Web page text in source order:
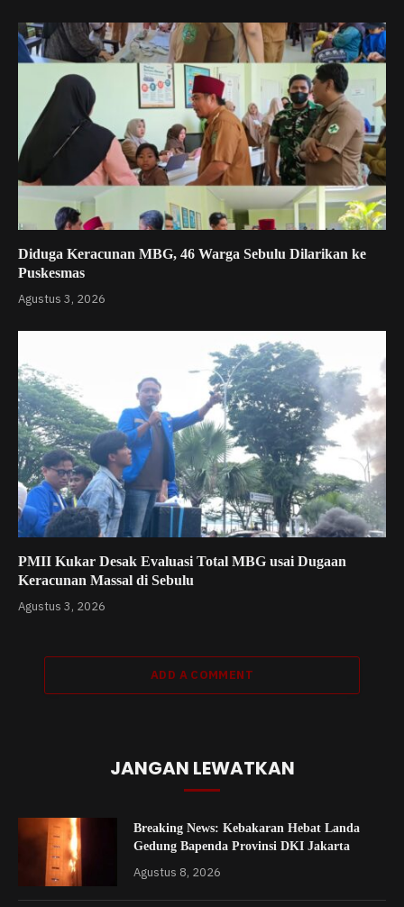
Diduga Keracunan MBG, 46 Warga Sebulu Dilarikan ke
Puskesmas
Agustus 3, 2026
PMII Kukar Desak Evaluasi Total MBG usai Dugaan
Keracunan Massal di Sebulu
Agustus 3, 2026
ADD A COMMENT
JANGAN LEWATKAN
Breaking News: Kebakaran Hebat Landa
Gedung Bapenda Provinsi DKI Jakarta
Agustus 8, 2026